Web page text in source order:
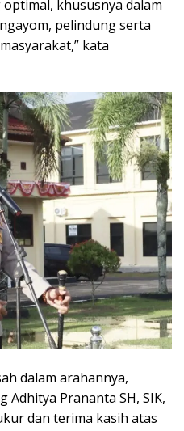
khususnya dalam
pelindung serta
kata
dalam arahannya,
Adhitya Prananta SH, SIK,
dan terima kasih atas